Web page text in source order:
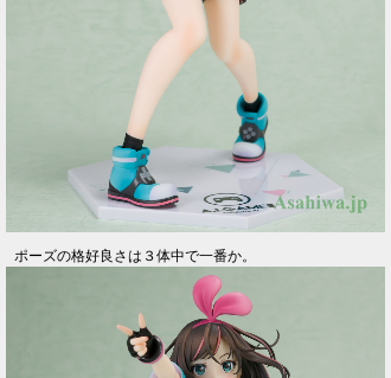
ポーズの格好良さは３体中で一番か。